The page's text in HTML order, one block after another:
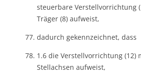
steuerbare Verstellvorrichtung
Träger (8) aufweist,
dadurch gekennzeichnet, dass
1.6 die Verstellvorrichtung (12)
Stellachsen aufweist,